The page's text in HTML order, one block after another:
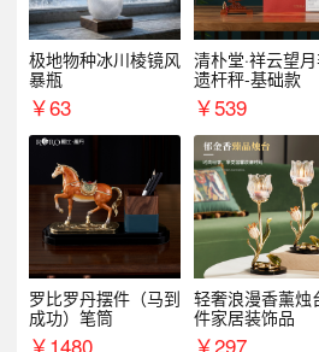
极地物种冰川棱镜风
暴瓶
￥63
清朴堂·祥云望
遗杆秤-基础款
￥539
罗比罗丹摆件（马到
成功）笔筒
￥1480
轻奢浪漫香薰烛
件家居装饰品
￥297